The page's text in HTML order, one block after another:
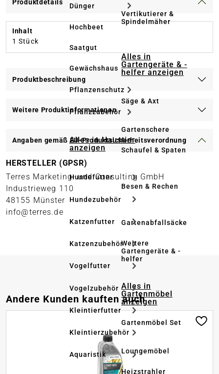
Dünger
Hochbeet
Saatgut
Gewächshaus
Pflanzenschutz
Pflanzzubehör
Alles in Haustier
anzeigen
Hundefutter
Hundezubehör
Katzenfutter
Katzenzubehör
Vogelfutter
Vogelzubehör
Kleintierfutter
Kleintierzubehör
Aquaristik
Vertikutierer &
Spindelmäher
Alles in
Gartengeräte & -
helfer anzeigen
Säge & Axt
Gartenschere
Schaufel & Spaten
Besen & Rechen
Gartenabfallsäcke
Weitere
Gartengeräte & -
helfer
Alles in
Gartenmöbel
anzeigen
Gartenmöbel Set
Loungemöbel
Heizstrahler
Produktdetails
Inhalt
1 Stück
Produktbeschreibung
Weitere Produktinformationen
Angaben gemäß EU-Produktsicherheitsverordnung
HERSTELLER (GPSR)
Terres Marketing- und Consulting GmbH
Industrieweg 110
48155 Münster
info@terres.de
Produktgalerie überspringen
Andere Kunden kauften auch